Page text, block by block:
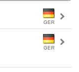
GER
GER